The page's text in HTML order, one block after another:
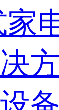
家